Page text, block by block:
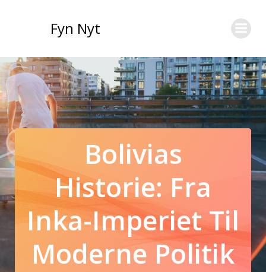
Fyn Nyt
Bolivias
Historie: Fra
Inka-Imperiet Til
Moderne Politik